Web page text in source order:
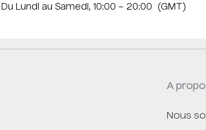
Du Lundi au Samedi, 10:00 – 20:00 (GMT)
A
Nous